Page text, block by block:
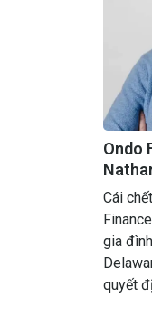
Ondo
Cái
gia
quyết